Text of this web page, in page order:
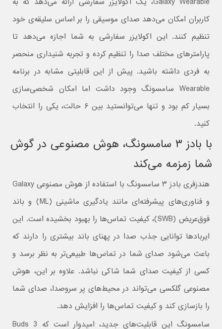
کاربران امکان می‌دهد صدای موسیقی را بر اساس سلیقه‌ی خود
تنظیم کنند. این اکولایزر سفارشی به شما اجازه می‌دهد تا
پارامترهای مختلف صدا را تنظیم کرده و تجربه شنیداری منحصر
به فردی داشته باشید. پیش از این قابلیتی مشابه در برنامه
Wearable سامسونگ وجود داشت اما امکان شخصی‌سازی
بسیار کم بود و تنها می‌توانستید بین ۶ حالت، یکی را انتخاب
کنید.
با بادز ۳ سامسونگ، هوش مصنوعی در گوش
شما زمزمه می‌کند
هندزفری بادز ۳ سامسونگ با استفاده از هوش مصنوعی Galaxy
و فناوری‌های پیشرفته‌ای مانند یادگیری ماشینی (ML) و باند
فوق‌عریض (SWB)، کیفیت تماس‌ها را بهبود بخشیده است. این
ایربادها توانایی جذب صدا در پهنای باند بیشتری را دارند که
باعث می‌شود صدای شما در تماس‌ها طبیعی‌تر به نظر برسد و
کسی از کیفیت صدای شما شاکی نباشد. علاوه بر این، هوش
مصنوعی گلکسی می‌تواند در محیط‌های پر سروصدا، صدای شما
را بازسازی کند و کیفیت تماس‌ها را افزایش دهد.
سامسونگ این قابلیت‌های جدید، امیدوار است که Buds 3